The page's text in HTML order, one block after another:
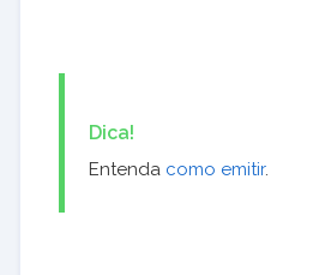
Dica!
Entenda como emitir.